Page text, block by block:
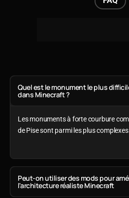
Quel est le monument le plus
dans Minecraft ?
Les monuments à forte courbure
de Pise sont parmi les plus
Peut-on utiliser des mods pour
l'architecture réaliste Minecraft